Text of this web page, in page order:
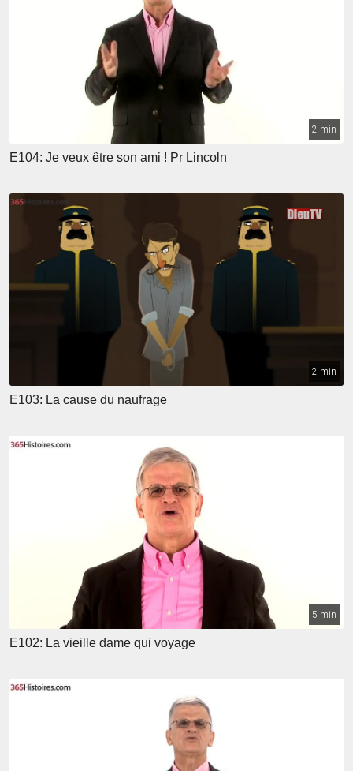
2 min
E104: Je veux être son ami ! Pr Lincoln
2 min
E103: La cause du naufrage
5 min
E102: La vieille dame qui voyage